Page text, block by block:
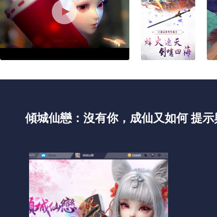
傾城仙戀：沒有你，成仙又如何 提